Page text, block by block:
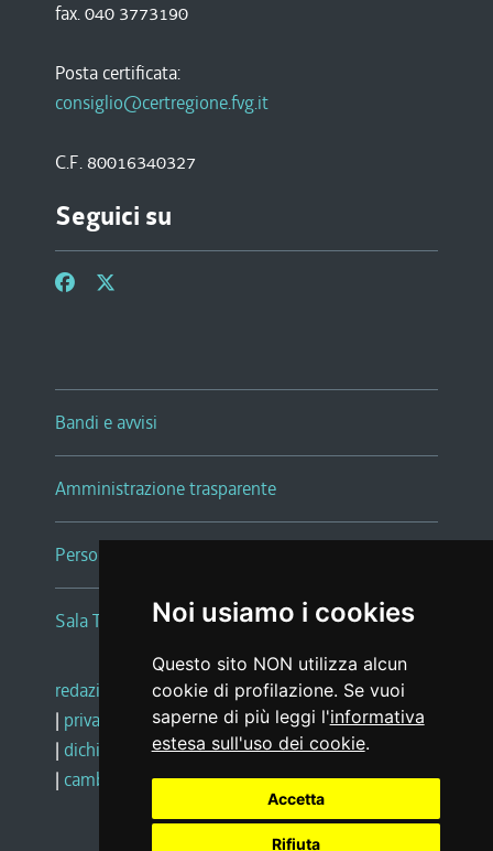
Noi usiamo i cookies
Questo sito NON utilizza alcun
cookie di profilazione. Se vuoi
saperne di più leggi l'informativa
estesa sull'uso dei cookie.
Accetta
Rifiuta
fax. 040 3773190
Posta certificata:
consiglio@certregione.fvg.it
C.F. 80016340327
Seguici su
Bandi e avvisi
Amministrazione trasparente
Persone e Uffici
Sala Tiziano Tessitori
redazione web |note legali |glossario
| privacy
social media policy
| dichiarazione di accessibilità |feedback
| cambio preferenze cookie